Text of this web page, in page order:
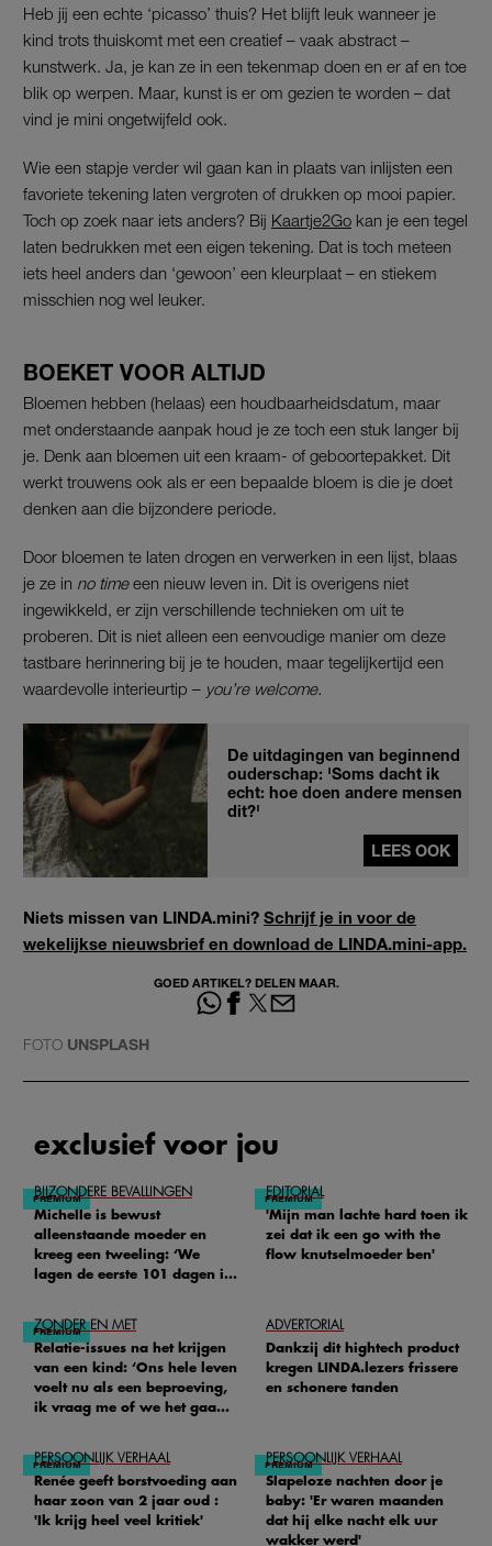
Heb jij een echte ‘picasso’ thuis? Het blijft leuk wanneer je
kind trots thuiskomt met een creatief – vaak abstract –
kunstwerk. Ja, je kan ze in een tekenmap doen en er af en toe
blik op werpen. Maar, kunst is er om gezien te worden – dat
vind je mini ongetwijfeld ook.
Wie een stapje verder wil gaan kan in plaats van inlijsten een
favoriete tekening laten vergroten of drukken op mooi papier.
Toch op zoek naar iets anders? Bij Kaartje2Go kan je een tegel
laten bedrukken met een eigen tekening. Dat is toch meteen
iets heel anders dan ‘gewoon’ een kleurplaat – en stiekem
misschien nog wel leuker.
BOEKET VOOR ALTIJD
Bloemen hebben (helaas) een houdbaarheidsdatum, maar
met onderstaande aanpak houd je ze toch een stuk langer bij
je. Denk aan bloemen uit een kraam- of geboortepakket. Dit
werkt trouwens ook als er een bepaalde bloem is die je doet
denken aan die bijzondere periode.
Door bloemen te laten drogen en verwerken in een lijst, blaas
je ze in no timeeen nieuw leven in. Dit is overigens niet
ingewikkeld, er zijn verschillende technieken om uit te
proberen. Dit is niet alleen een eenvoudige manier om deze
tastbare herinnering bij je te houden, maar tegelijkertijd een
waardevolle interieurtip – you’re welcome.
De uitdagingen van beginnend
ouderschap: 'Soms dacht ik
echt: hoe doen andere mensen
dit?'
LEES OOK
Niets missen van LINDA.mini? Schrijf je in voor de
wekelijkse nieuwsbrief en download de LINDA.mini-app.
GOED ARTIKEL? DELEN MAAR.
FOTO UNSPLASH
exclusief voor jou
BIJZONDERE BEVALLINGEN
Michelle is bewust
alleenstaande moeder en
kreeg een tweeling: ‘We
lagen de eerste 101 dagen in
EDITORIAL
'Mijn man lachte hard toen ik
zei dat ik een go with the
flow knutselmoeder ben'
ZONDER EN MET
Relatie-issues na het krijgen
van een kind: ‘Ons hele leven
voelt nu als een beproeving,
ik vraag me of we het gaan
ADVERTORIAL
Dankzij dit hightech product
kregen LINDA.lezers frissere
en schonere tanden
PERSOONLIJK VERHAAL
Renée geeft borstvoeding aan
haar zoon van 2 jaar oud :
'Ik krijg heel veel kritiek'
PERSOONLIJK VERHAAL
Slapeloze nachten door je
baby: 'Er waren maanden
dat hij elke nacht elk uur
wakker werd'